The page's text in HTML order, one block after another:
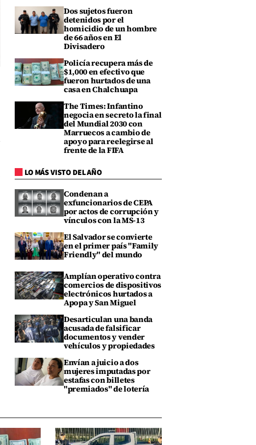
Dos sujetos fueron
detenidos por el
homicidio de un hombre
de 66 años en El
Divisadero
Policía recupera más de
$1,000 en efectivo que
fueron hurtados de una
casa en Chalchuapa
The Times: Infantino
negocia en secreto la final
del Mundial 2030 con
Marruecos a cambio de
apoyo para reelegirse al
frente de la FIFA
LO MÁS VISTO DEL AÑO
Condenan a
exfuncionarios de CEPA
por actos de corrupción y
vínculos con la MS-13
El Salvador se convierte
en el primer país "Family
Friendly" del mundo
Amplían operativo contra
comercios de dispositivos
electrónicos hurtados a
Apopa y San Miguel
Desarticulan una banda
acusada de falsificar
documentos y vender
vehículos y propiedades
Envían a juicio a dos
mujeres imputadas por
estafas con billetes
"premiados" de lotería